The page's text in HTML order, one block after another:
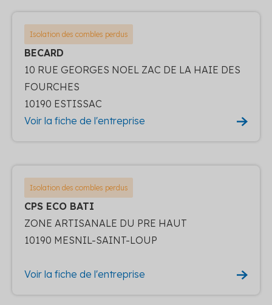
Isolation des combles perdus
BECARD
10 RUE GEORGES NOEL ZAC DE LA HAIE DES
FOURCHES
10190 ESTISSAC
Voir la fiche de l'entreprise
Isolation des combles perdus
CPS ECO BATI
ZONE ARTISANALE DU PRE HAUT
10190 MESNIL-SAINT-LOUP
Voir la fiche de l'entreprise